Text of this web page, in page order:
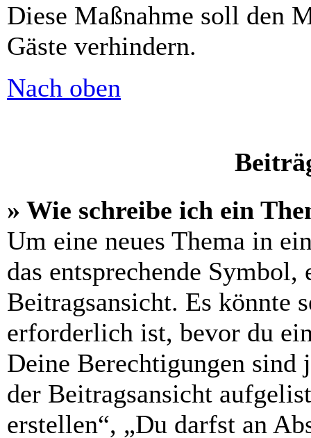
Diese Maßnahme soll den
Gäste verhindern.
Nach oben
» Wie schreibe ich ein
Um eine neues Thema in
das entsprechende
Beitragsansicht. Es könnte
erforderlich ist, bevor du
Deine Berechtigungen sind
der Beitragsansicht
erstellen“, „Du darfst an